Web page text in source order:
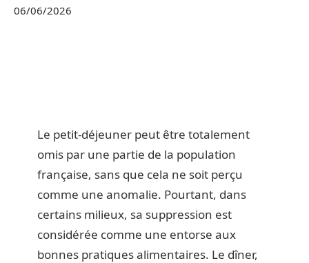
06/06/2026
Le petit-déjeuner peut être totalement
omis par une partie de la population
française, sans que cela ne soit perçu
comme une anomalie. Pourtant, dans
certains milieux, sa suppression est
considérée comme une entorse aux
bonnes pratiques alimentaires. Le dîner,